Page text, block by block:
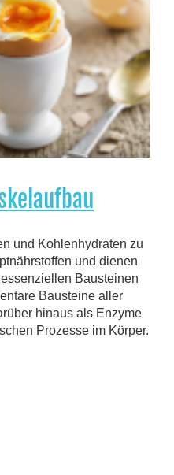
und Kohlenhydraten zu
und dienen
Bausteinen
Bausteine aller
hinaus als Enzyme
Prozesse im Körper.